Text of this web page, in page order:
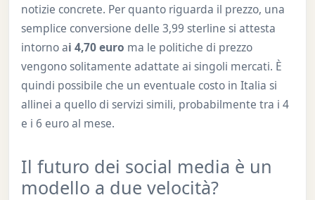
notizie concrete. Per quanto riguarda il prezzo, una
semplice conversione delle 3,99 sterline si attesta
intorno ai 4,70 euro ma le politiche di prezzo
vengono solitamente adattate ai singoli mercati. È
quindi possibile che un eventuale costo in Italia si
allinei a quello di servizi simili, probabilmente tra i 4
e i 6 euro al mese.
Il futuro dei social media è un
modello a due velocità?